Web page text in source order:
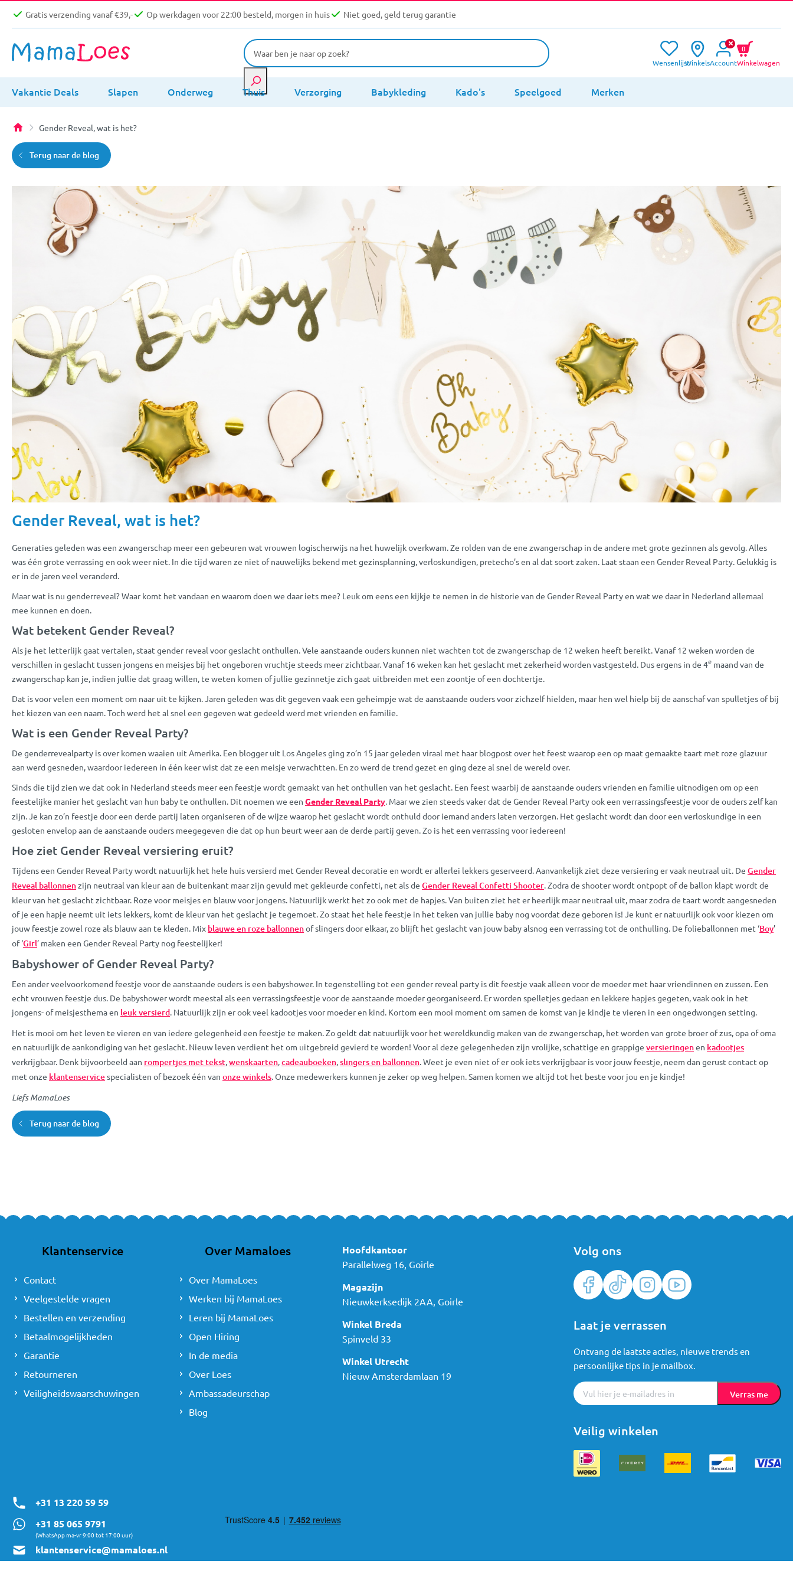
Gratis verzending vanaf €39,- Op werkdagen voor 22:00 besteld, morgen in huis Niet goed, geld terug garantie
WensenlijstWinkelsAccountWinkelwagen
0
Vakantie Deals Slapen Onderweg Thuis Verzorging Babykleding Kado's Speelgoed Merken
Gender Reveal, wat is het?
Terug naar de blog
Gender Reveal, wat is het?
Generaties geleden was een zwangerschap meer een gebeuren wat vrouwen logischerwijs na het huwelijk overkwam. Ze rolden van de ene zwangerschap in de andere met grote gezinnen als gevolg. Alles
was één grote verrassing en ook weer niet. In die tijd waren ze niet of nauwelijks bekend met gezinsplanning, verloskundigen, pretecho’s en al dat soort zaken. Laat staan een Gender Reveal Party. Gelukkig is
er in de jaren veel veranderd.
Maar wat is nu genderreveal? Waar komt het vandaan en waarom doen we daar iets mee? Leuk om eens een kijkje te nemen in de historie van de Gender Reveal Party en wat we daar in Nederland allemaal
mee kunnen en doen.
Wat betekent Gender Reveal?
Als je het letterlijk gaat vertalen, staat gender reveal voor geslacht onthullen. Vele aanstaande ouders kunnen niet wachten tot de zwangerschap de 12 weken heeft bereikt. Vanaf 12 weken worden de
verschillen in geslacht tussen jongens en meisjes bij het ongeboren vruchtje steeds meer zichtbaar. Vanaf 16 weken kan het geslacht met zekerheid worden vastgesteld. Dus ergens in de 4e maand van de
zwangerschap kan je, indien jullie dat graag willen, te weten komen of jullie gezinnetje zich gaat uitbreiden met een zoontje of een dochtertje.
Dat is voor velen een moment om naar uit te kijken. Jaren geleden was dit gegeven vaak een geheimpje wat de aanstaande ouders voor zichzelf hielden, maar hen wel hielp bij de aanschaf van spulletjes of bij
het kiezen van een naam. Toch werd het al snel een gegeven wat gedeeld werd met vrienden en familie.
Wat is een Gender Reveal Party?
De genderrevealparty is over komen waaien uit Amerika. Een blogger uit Los Angeles ging zo’n 15 jaar geleden viraal met haar blogpost over het feest waarop een op maat gemaakte taart met roze glazuur
aan werd gesneden, waardoor iedereen in één keer wist dat ze een meisje verwachtten. En zo werd de trend gezet en ging deze al snel de wereld over.
Sinds die tijd zien we dat ook in Nederland steeds meer een feestje wordt gemaakt van het onthullen van het geslacht. Een feest waarbij de aanstaande ouders vrienden en familie uitnodigen om op een
feestelijke manier het geslacht van hun baby te onthullen. Dit noemen we een Gender Reveal Party . Maar we zien steeds vaker dat de Gender Reveal Party ook een verrassingsfeestje voor de ouders zelf kan
zijn. Je kan zo’n feestje door een derde partij laten organiseren of de wijze waarop het geslacht wordt onthuld door iemand anders laten verzorgen. Het geslacht wordt dan door een verloskundige in een
gesloten envelop aan de aanstaande ouders meegegeven die dat op hun beurt weer aan de derde partij geven. Zo is het een verrassing voor iedereen!
Hoe ziet Gender Reveal versiering eruit?
Tijdens een Gender Reveal Party wordt natuurlijk het hele huis versierd met Gender Reveal decoratie en wordt er allerlei lekkers geserveerd. Aanvankelijk ziet deze versiering er vaak neutraal uit. De Gender
Reveal ballonnenzijn neutraal van kleur aan de buitenkant maar zijn gevuld met gekleurde confetti, net als de Gender Reveal Confetti Shooter . Zodra de shooter wordt ontpopt of de ballon klapt wordt de
kleur van het geslacht zichtbaar. Roze voor meisjes en blauw voor jongens. Natuurlijk werkt het zo ook met de hapjes. Van buiten ziet het er heerlijk maar neutraal uit, maar zodra de taart wordt aangesneden
of je een hapje neemt uit iets lekkers, komt de kleur van het geslacht je tegemoet. Zo staat het hele feestje in het teken van jullie baby nog voordat deze geboren is! Je kunt er natuurlijk ook voor kiezen om
jouw feestje zowel roze als blauw aan te kleden. Mix blauwe en roze ballonnenof slingers door elkaar, zo blijft het geslacht van jouw baby alsnog een verrassing tot de onthulling. De folieballonnen met ‘Boy’
of ‘Girl’ maken een Gender Reveal Party nog feestelijker!
Babyshower of Gender Reveal Party?
Een ander veelvoorkomend feestje voor de aanstaande ouders is een babyshower. In tegenstelling tot een gender reveal party is dit feestje vaak alleen voor de moeder met haar vriendinnen en zussen. Een
echt vrouwen feestje dus. De babyshower wordt meestal als een verrassingsfeestje voor de aanstaande moeder georganiseerd. Er worden spelletjes gedaan en lekkere hapjes gegeten, vaak ook in het
jongens- of meisjesthema en leuk versierd . Natuurlijk zijn er ook veel kadootjes voor moeder en kind. Kortom een mooi moment om samen de komst van je kindje te vieren in een ongedwongen setting.
Het is mooi om het leven te vieren en van iedere gelegenheid een feestje te maken. Zo geldt dat natuurlijk voor het wereldkundig maken van de zwangerschap, het worden van grote broer of zus, opa of oma
en natuurlijk de aankondiging van het geslacht. Nieuw leven verdient het om uitgebreid gevierd te worden! Voor al deze gelegenheden zijn vrolijke, schattige en grappige versieringenen kadootjes
verkrijgbaar. Denk bijvoorbeeld aan rompertjes met tekst wenskaarten cadeauboeken slingers en ballonnen . Weet je even niet of er ook iets verkrijgbaar is voor jouw feestje, neem dan gerust contact op
met onze klantenservicespecialisten of bezoek één van onze winkels . Onze medewerkers kunnen je zeker op weg helpen. Samen komen we altijd tot het beste voor jou en je kindje!
Liefs MamaLoes
Terug naar de blog
Klantenservice
Contact
Veelgestelde vragen
Bestellen en verzending
Betaalmogelijkheden
Garantie
Retourneren
Veiligheidswaarschuwingen
Over Mamaloes
Over MamaLoes
Werken bij MamaLoes
Leren bij MamaLoes
Open Hiring
In de media
Over Loes
Ambassadeurschap
Blog
Hoofdkantoor
Parallelweg 16, Goirle
Magazijn
Nieuwkerksedijk 2AA, Goirle
Winkel Breda
Spinveld 33
Winkel Utrecht
Nieuw Amsterdamlaan 19
Volg ons
Veilig winkelen
Laat je verrassen
Ontvang de laatste acties, nieuwe trends en
persoonlijke tips in je mailbox.
Verras me
+31 13 220 59 59
+31 85 065 9791
(WhatsApp ma-vr 9:00 tot 17:00 uur)
klantenservice@mamaloes.nl